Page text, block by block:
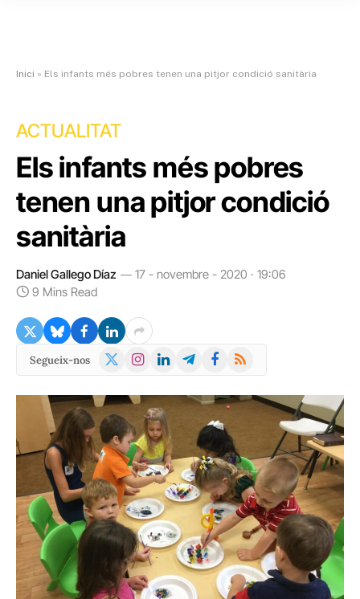
Inici » Els infants més pobres tenen una pitjor condició sanitària
ACTUALITAT
Els infants més pobres
tenen una pitjor condició
sanitària
Daniel Gallego Díaz
17 - novembre - 2020 · 19:06
9 Mins Read
Segueix-nos
X
Instagram
LinkedInTelegramFacebook
RSS